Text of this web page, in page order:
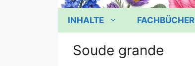
INHALTE FACHBÜCHER
Soude grande